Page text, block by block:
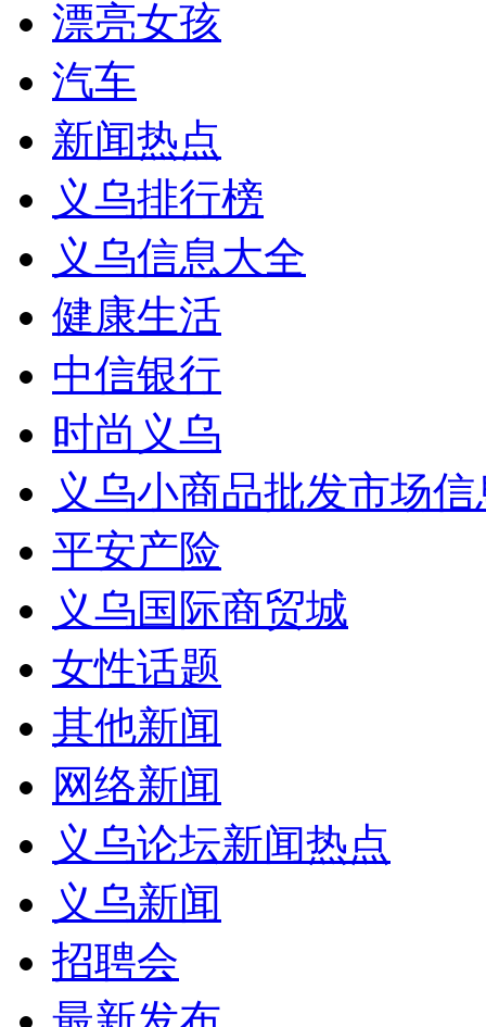
漂亮女孩
汽车
新闻热点
义乌排行榜
义乌信息大全
健康生活
中信银行
时尚义乌
义乌小商品批发市场
平安产险
义乌国际商贸城
女性话题
其他新闻
网络新闻
义乌论坛新闻热点
义乌新闻
招聘会